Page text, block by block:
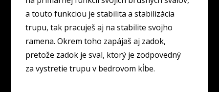
a touto funkciou je stabilita a stabilizácia
trupu, tak pracuješ aj na stabilite svojho
ramena. Okrem toho zapájaš aj zadok,
pretože zadok je sval, ktorý je zodpovedný
za vystretie trupu v bedrovom kĺbe.